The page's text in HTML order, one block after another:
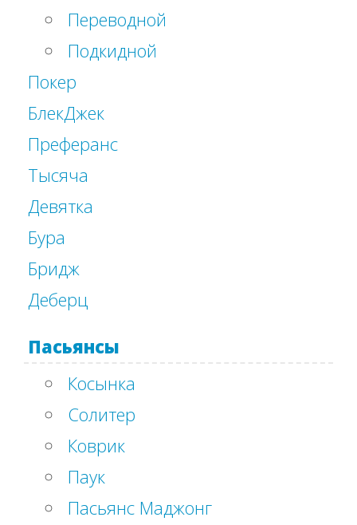
Переводной
Подкидной
Покер
БлекДжек
Преферанс
Тысяча
Девятка
Бура
Бридж
Деберц
Пасьянсы
Косынка
Солитер
Коврик
Паук
Пасьянс Маджонг